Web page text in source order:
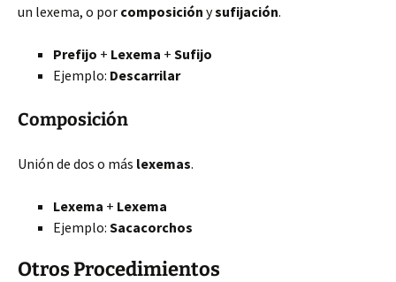
un lexema, o por composición ysufijación.
Prefijo + Lexema + Sufijo
Ejemplo: Descarrilar
Composición
Unión de dos o más lexemas.
Lexema + Lexema
Ejemplo: Sacacorchos
Otros Procedimientos